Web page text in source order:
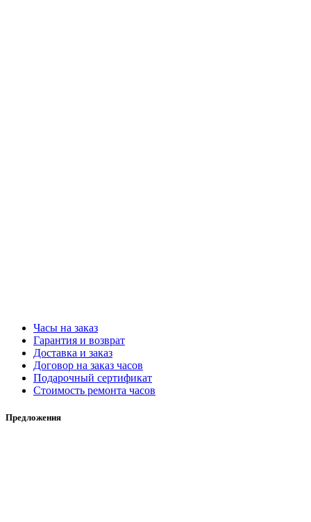
Часы на заказ
Гарантия и возврат
Доставка и заказ
Договор на заказ часов
Подарочный сертификат
Стоимость ремонта часов
Предложения